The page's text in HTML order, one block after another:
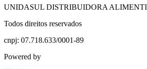
UNIDASUL DISTRIBUIDORA
Todos direitos reservados
cnpj: 07.718.633/0001-89
Powered by